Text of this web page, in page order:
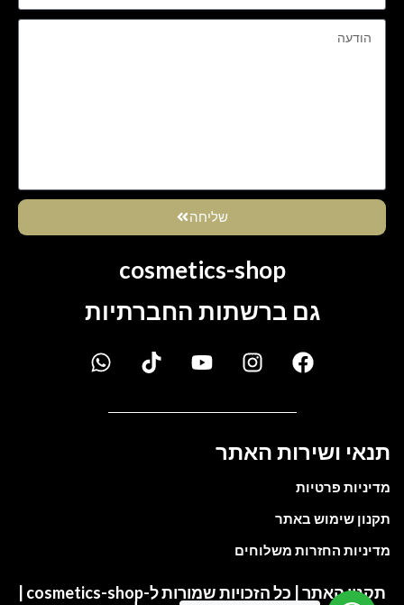
שליחה
cosmetics-shop
גם ברשתות החברתיות
תנאי ושירות האתר
מדיניות פרטיות
תקנון שימוש באתר
מדיניות החזרות משלוחים
תקנון האתר | כל הזכויות שמורות ל-cosmetics-shop |